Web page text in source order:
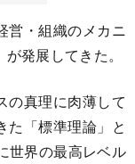
営・組織のメカニ
発展してきた。
の真理に肉薄して
た「標準理論」と
世界の最高レベル